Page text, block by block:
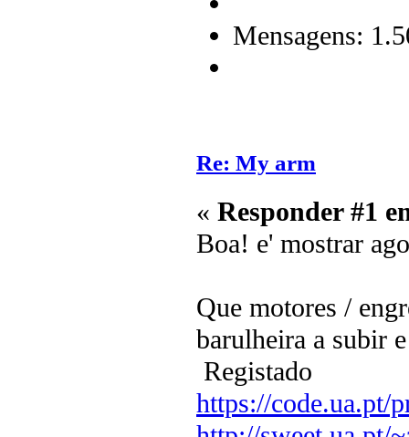
Mensagens:
Re: My arm
« Responder #1
Boa! e' mostrar
Que motores /
barulheira a subir
Registado
https://code.ua.pt/